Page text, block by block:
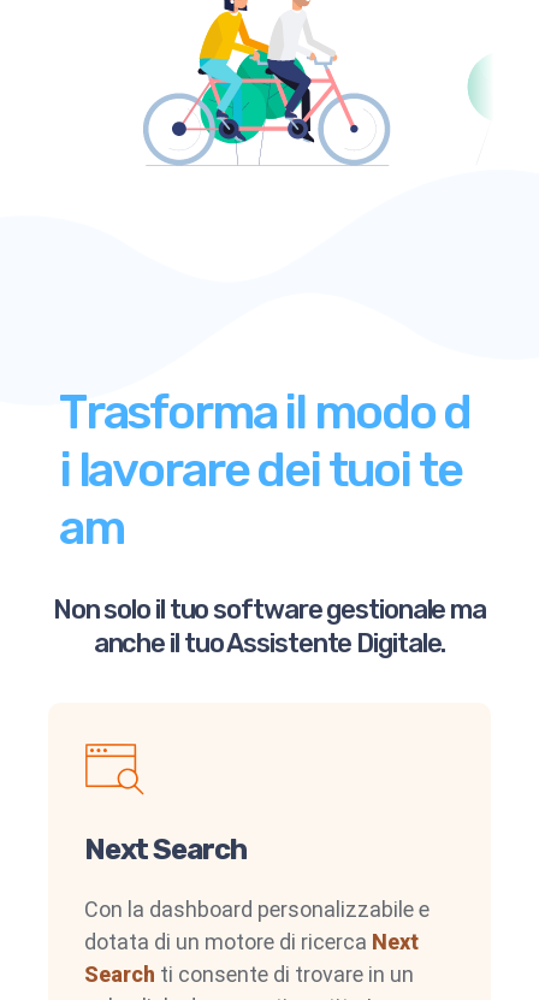
Trasforma il modod
i lavoraredeituoite
am
Non solo il tuo software gestionale ma
anche il tuo Assistente Digitale.
Next Search
Con la dashboard personalizzabile e
dotata di un motore di ricerca Next
Search ti consente di trovare in un